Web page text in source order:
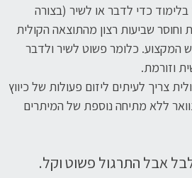
בלימוד כדי לדבר או לשיר (בצורה
וחוסר שביעות רצון מהתוצאה הקולית
המקצוע. כלומר פשוט לשיר ולדבר
וזורמת.
צריך לעיתים ליזום פעולות של כיווץ
ללא מתיחה נוספת של המיתרים
אבל התרגול פשוט וקל.